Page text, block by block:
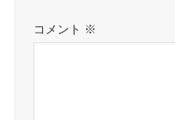
コメント ※